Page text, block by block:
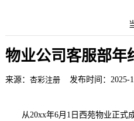
物业公司客服部年
来源： 杏彩注册发布时间：2025-
从20xx年6月1日西苑物业正式